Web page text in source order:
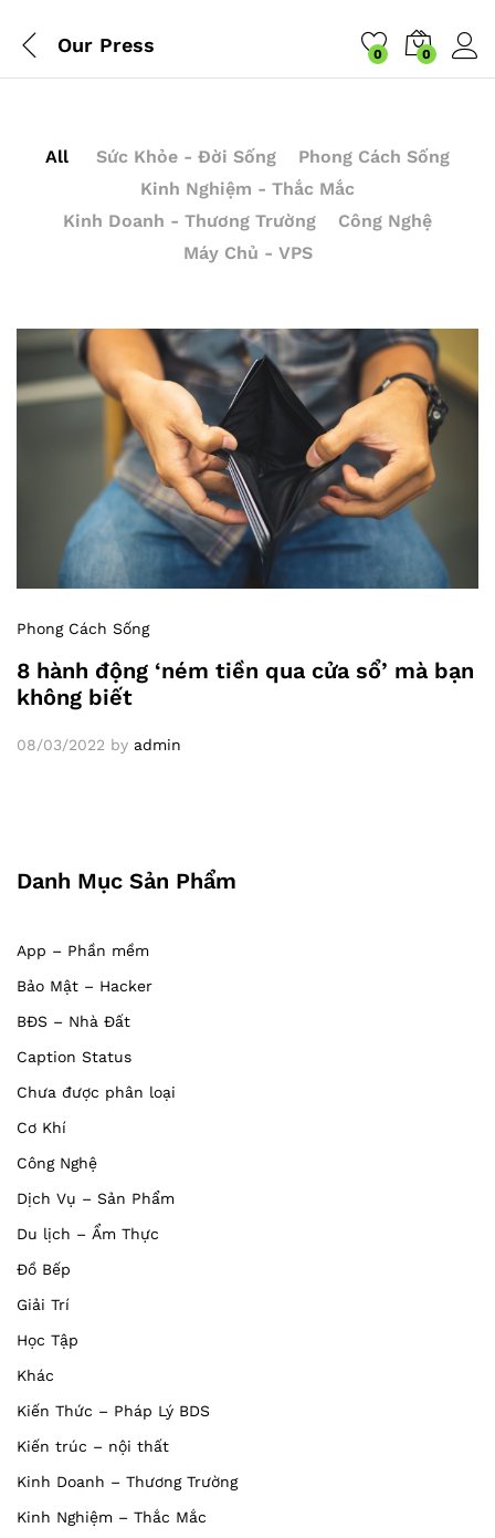
Our Press 0 0
All Sức Khỏe - Đời Sống
Phong Cách Sống
Kinh Nghiệm - Thắc Mắc
Kinh Doanh - Thương Trường
Công Nghệ
Máy Chủ - VPS
Phong Cách Sống
8 hành động ‘ném tiền qua cửa sổ’ mà bạn
không biết
08/03/2022 by admin
Danh Mục Sản Phẩm
App – Phần mềm
Bảo Mật – Hacker
BĐS – Nhà Đất
Caption Status
Chưa được phân loại
Cơ Khí
Công Nghệ
Dịch Vụ – Sản Phẩm
Du lịch – Ẩm Thực
Đồ Bếp
Giải Trí
Học Tập
Khác
Kiến Thức – Pháp Lý BDS
Kiến trúc – nội thất
Kinh Doanh – Thương Trường
Kinh Nghiệm – Thắc Mắc